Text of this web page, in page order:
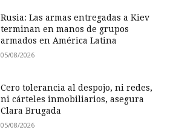
Rusia: Las armas entregadas a Kiev
terminan en manos de grupos
armados en América Latina
05/08/2026
Cero tolerancia al despojo, ni redes,
ni cárteles inmobiliarios, asegura
Clara Brugada
05/08/2026